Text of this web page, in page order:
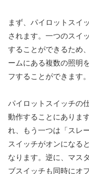
まず、パイロットスイ
されます。一つのスイ
することができるため
ームにある複数の照明
フすることができます。
パイロットスイッチの
動作することにありま
れ、もう一つは「スレ
スイッチがオンになる
なります。逆に、マス
ブスイッチも同時にオ